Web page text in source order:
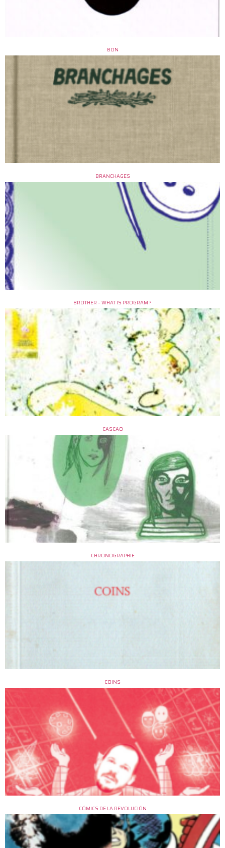
BON
BRANCHAGES
BROTHER – WHAT IS PROGRAM ?
CASCAO
CHRONOGRAPHIE
COINS
CÓMICS DE LA REVOLUCIÓN